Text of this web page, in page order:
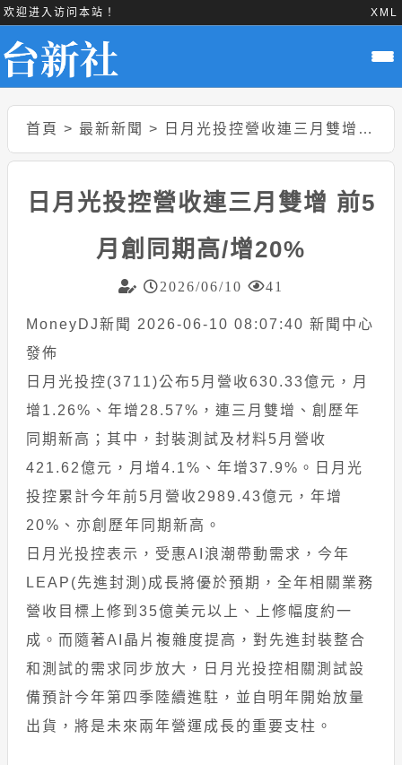
欢迎进入访问本站！ XML
首頁 > 最新新聞 > 日月光投控營收連三月雙增 前5月創同期高/增20%
日月光投控營收連三月雙增 前5
月創同期高/增20%
2026/06/10 41
MoneyDJ新聞 2026-06-10 08:07:40 新聞中心
發佈
日月光投控(3711)公布5月營收630.33億元，月
增1.26%、年增28.57%，連三月雙增、創歷年
同期新高；其中，封裝測試及材料5月營收
421.62億元，月增4.1%、年增37.9%。日月光
投控累計今年前5月營收2989.43億元，年增
20%、亦創歷年同期新高。
日月光投控表示，受惠AI浪潮帶動需求，今年
LEAP(先進封測)成長將優於預期，全年相關業務
營收目標上修到35億美元以上、上修幅度約一
成。而隨著AI晶片複雜度提高，對先進封裝整合
和測試的需求同步放大，日月光投控相關測試設
備預計今年第四季陸續進駐，並自明年開始放量
出貨，將是未來兩年營運成長的重要支柱。